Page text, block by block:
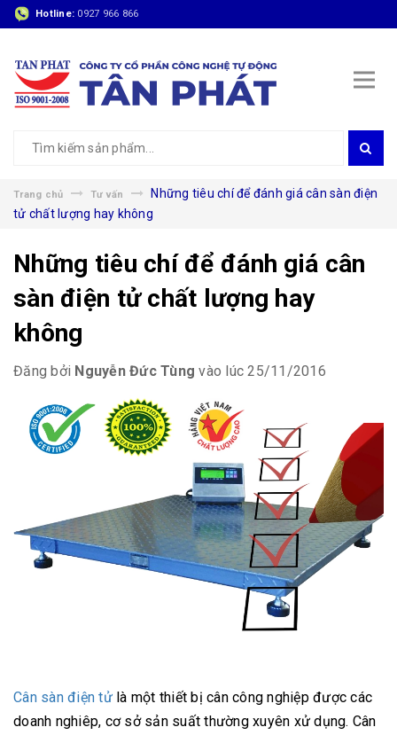
Hotline: 0927 966 866
Trang chủ Tư vấn
Những tiêu chí để đánh giá cân sàn điện
tử chất lượng hay không
Những tiêu chí để đánh giá cân
sàn điện tử chất lượng hay
không
Đăng bởi Nguyễn Đức Tùng vào lúc 25/11/2016
Cân sàn điện tửlà một thiết bị cân công nghiệp được các
doanh nghiêp, cơ sở sản suất thường xuyên xử dụng. Cân